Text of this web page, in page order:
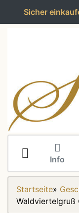
Sicher
Info
Startseite»
Waldviertelgruß